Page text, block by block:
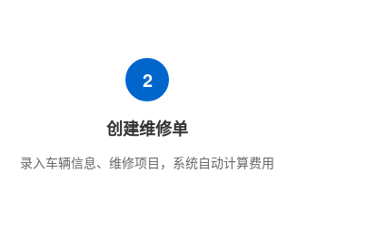
2
创建维修单
录入车辆信息、维修项目，系统自动计算费用